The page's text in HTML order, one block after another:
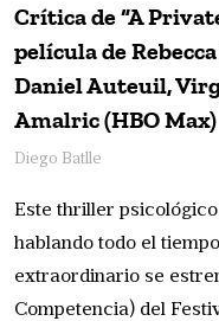
Crítica de “A
película de
Daniel Auteuil,
Amalric (HBO Max)
Diego Batlle
Este thriller
hablando todo el
extraordinario se
Competencia) del